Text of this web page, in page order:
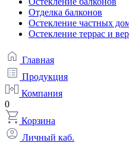
Отделка балконов
Остекление частных
Остекление террас и
Главная
Продукция
Компания
0
Корзина
Личный каб.